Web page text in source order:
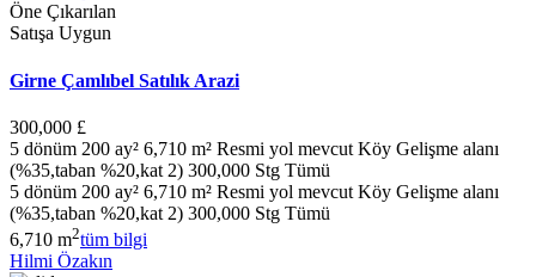
Öne Çıkarılan
Satışa Uygun
Girne Çamlıbel Satılık Arazi
300,000 £
5 dönüm 200 ay² 6,710 m² Resmi yol mevcut Köy Gelişme alanı
(%35,taban %20,kat 2) 300,000 Stg Tümü
5 dönüm 200 ay² 6,710 m² Resmi yol mevcut Köy Gelişme alanı
(%35,taban %20,kat 2) 300,000 Stg Tümü
6,710 m2tüm bilgi
Hilmi Özakın